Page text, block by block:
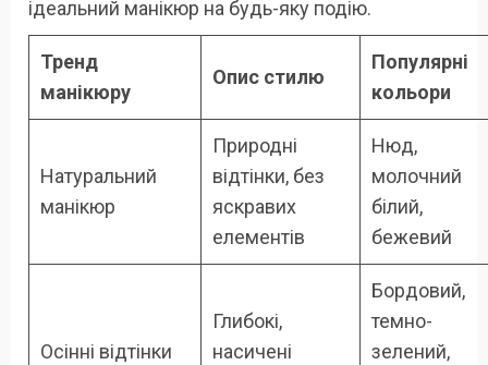
ідеальний манікюр на будь-яку подію.
Тренд
манікюру
Опис стилю
Популярні
кольори
Натуральний
манікюр
Природні
відтінки, без
яскравих
елементів
Нюд,
молочний
білий,
бежевий
Осінні відтінки
Глибокі,
насичені
Бордовий,
темно-
зелений,